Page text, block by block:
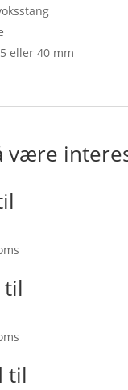
eller 40 mm
være
til
til